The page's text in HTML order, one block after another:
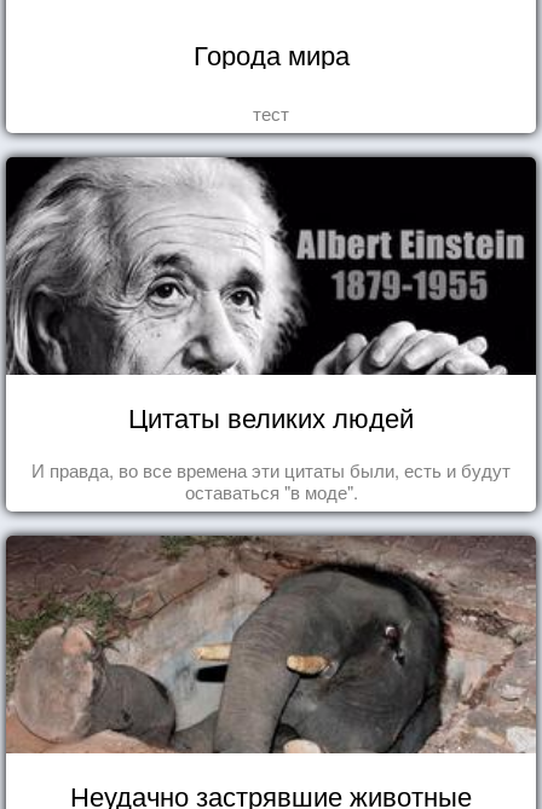
Города мира
тест
Цитаты великих людей
И правда, во все времена эти цитаты были, есть и будут
оставаться "в моде".
Неудачно застрявшие животные